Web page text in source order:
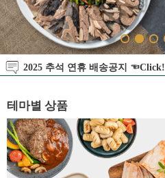
2025 추석 연휴 배송공지 ☜Click!
테마별 상품